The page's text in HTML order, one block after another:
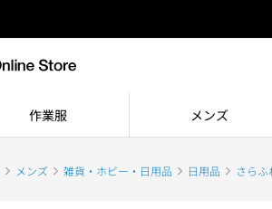
作業服 メンズ
メンズ 雑貨・ホビー・日用品 日用品 さら